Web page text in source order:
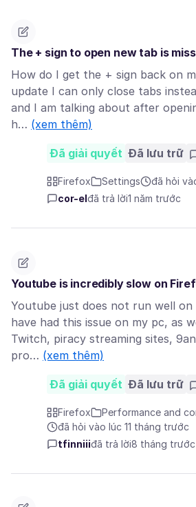
The + sign to open new tab is
How do I get the + sign back on
update I can only close tabs
and I am talking about after
h… (xem thêm)
Đã giải quyết Đã lưu trữ
Firefox Settings
đã hỏi
cor-el đã trả lời1 năm trước
Youtube is incredibly slow on
Youtube just does not run well
have had this issue on my pc, as
Twitch, piracy streaming sites,
pro… (xem thêm)
Đã giải quyết Đã lưu trữ
Firefox
Performance and
đã hỏi vào lúc 11 tháng trước
tfinniiiđã trả lời8 tháng trước